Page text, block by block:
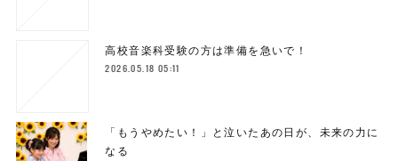
高校音楽科受験の方は準備を急いで！
2026.05.18 05:11
「もうやめたい！」と泣いたあの日が、未来の力に
なる